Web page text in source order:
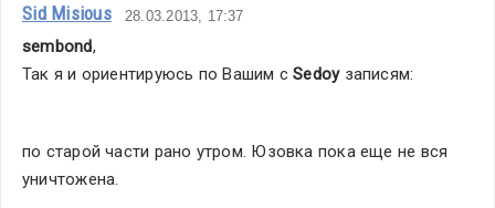
Sid Misious 28.03.2013, 17:37
sembond,
Так я и ориентируюсь по Вашим с Sedoy записям:
по старой части рано утром. Юзовка пока еще не вся
уничтожена.